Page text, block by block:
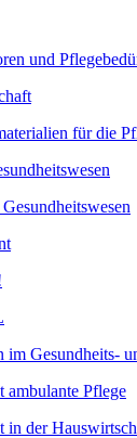
und
für die
im Gesundheits-
ambulante Pflege
in der